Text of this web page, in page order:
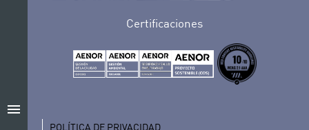
menu
Certificaciones
POLÍTICA DE PRIVACIDAD